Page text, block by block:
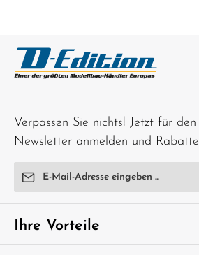
Verpassen Sie nichts! Jetzt für den
Newsletter anmelden und Rabatte
E-Mail-Adresse*
Ich habe dieDatenschutzbestimmungen
genommen und die
einverstanden.
Ihre Vorteile